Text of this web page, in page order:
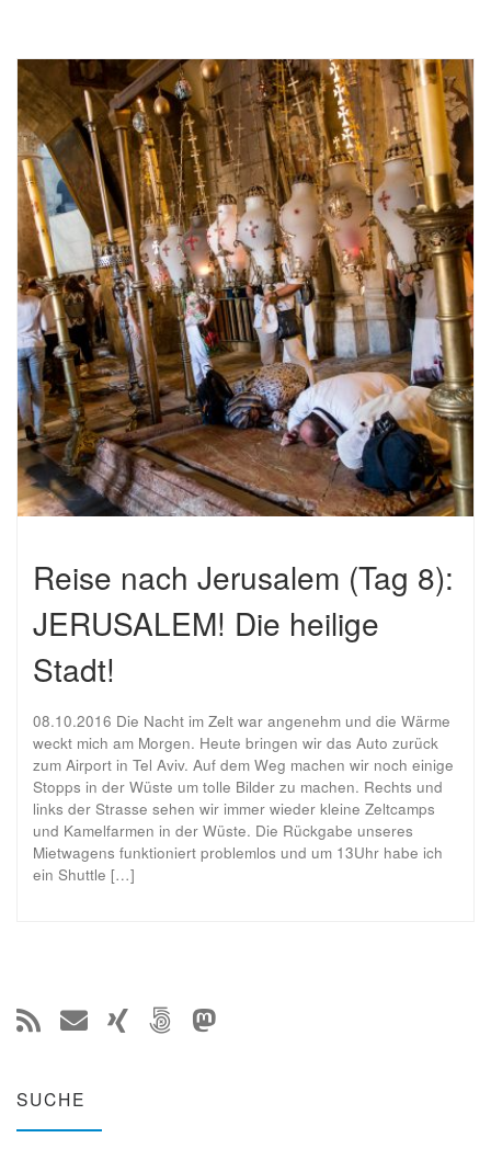
Reise nach Jerusalem (Tag 8):
JERUSALEM! Die heilige
Stadt!
08.10.2016 Die Nacht im Zelt war angenehm und die Wärme
weckt mich am Morgen. Heute bringen wir das Auto zurück
zum Airport in Tel Aviv. Auf dem Weg machen wir noch einige
Stopps in der Wüste um tolle Bilder zu machen. Rechts und
links der Strasse sehen wir immer wieder kleine Zeltcamps
und Kamelfarmen in der Wüste. Die Rückgabe unseres
Mietwagens funktioniert problemlos und um 13Uhr habe ich
ein Shuttle […]
SUCHE